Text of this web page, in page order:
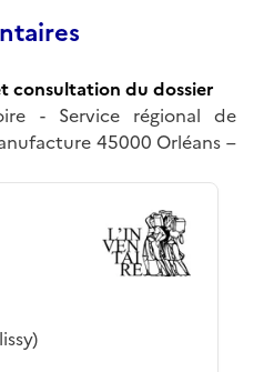
consultation du dossier
- Service régional de
45000 Orléans –